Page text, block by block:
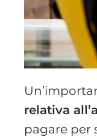
relativa
pagare per